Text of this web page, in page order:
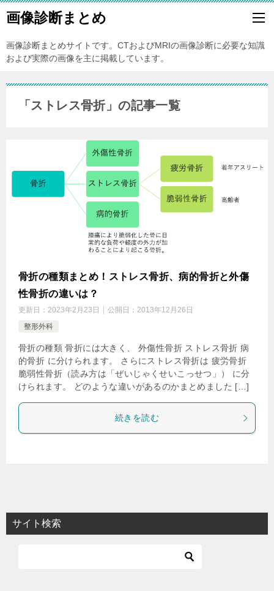
画像診断まとめ
画像診断まとめサイトです。CTおよびMRIの画像診断に必要な知識
および実際の画像を主に掲載しています。
「ストレス骨折」の記事一覧
骨折の種類まとめ！ストレス骨折、病的骨折と外傷
性骨折の違いは？
更新日： 2023年2月23日 公開日： 2013年12月26日
整形外科
骨折の種類 骨折には大きく、 外傷性骨折 ストレス骨折 病
的骨折 に分けられます。 さらにストレス骨折は 疲労骨折
脆弱性骨折（読み方は「ぜいじゃくせいこっせつ」） に分
けられます。 どのような違いがあるのかまとめました […]
続きを読む
サイト検索